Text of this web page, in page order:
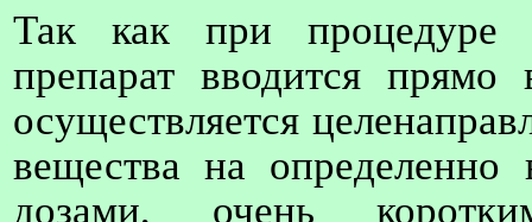
Так как при процедуре
препарат вводится
осуществляется
вещества на определенно
дозами, очень